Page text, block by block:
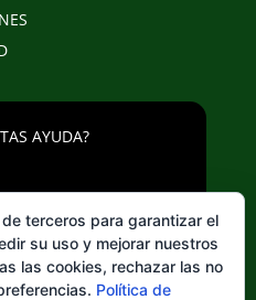
AYUDA?
terceros para garantizar el
su uso y mejorar nuestros
las cookies, rechazar las no
Política de